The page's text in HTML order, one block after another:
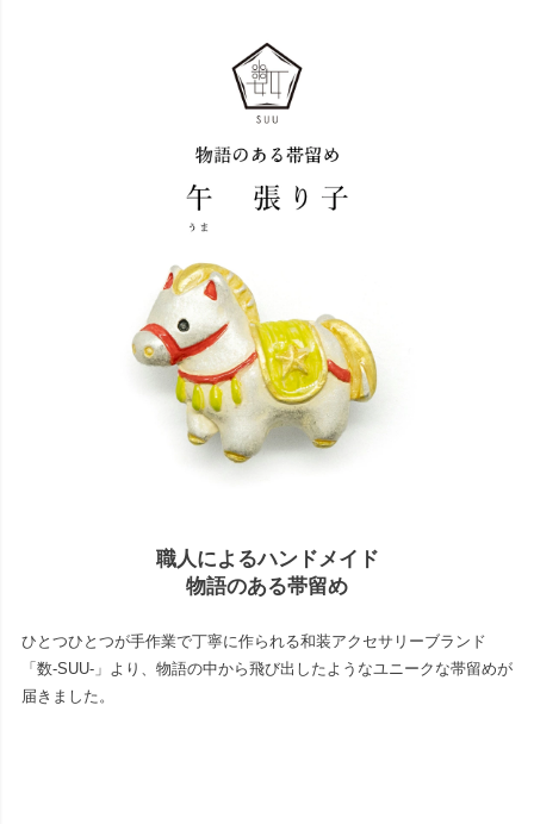
職人によるハンドメイド
物語のある帯留め
ひとつひとつが手作業で丁寧に作られる和装アクセサリーブランド
「数-SUU-」より、物語の中から飛び出したようなユニークな帯留めが
届きました。